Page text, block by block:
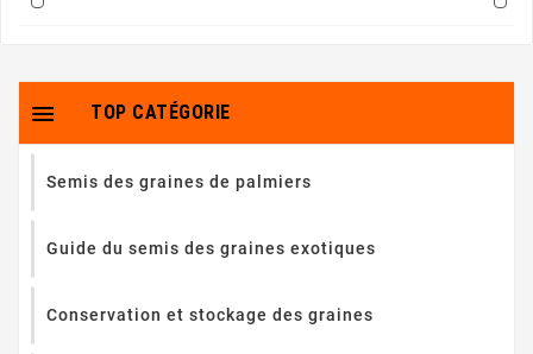
TOP CATÉGORIE

Semis des graines de palmiers
Guide du semis des graines exotiques
Conservation et stockage des graines